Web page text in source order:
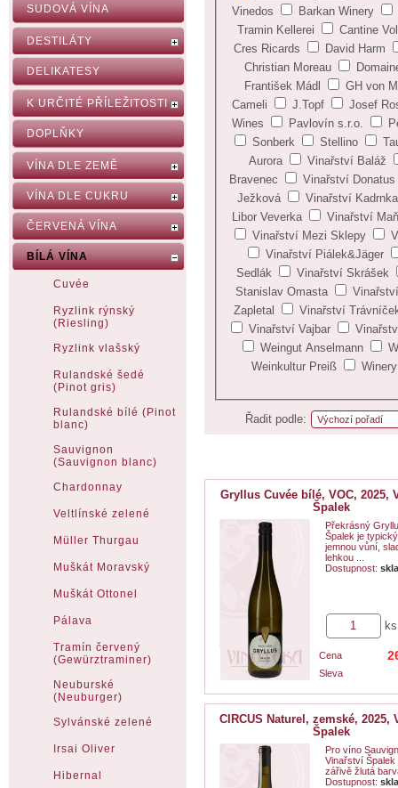
Vinedos
Barkan Winery
Tramin Kellerei
Cantine
Cres Ricards
David Harm
Christian Moreau
František Mádl
GH von
Cameli
J.Topf
Josef
Wines
Pavlovín s.r.o.
Sonberk
Stellino
Aurora
Vinařství Baláž
Bravenec
Vinařství Donatus
Ježková
Vinařství Kadrnka
Libor Veverka
Vinařství
Vinařství Mezi Sklepy
Vinařství Piálek&Jäger
Sedlák
Vinařství Skrášek
Stanislav Omasta
Zapletal
Vinařství
Vinařství Vajbar
Weingut Anselmann
Weinkultur Preiß
Řadit podle:
Gryllus Cuvée bílé, VOC, 2025,
Špalek
Překrásný
Špalek je
jemnou vůní,
lehkou ...
Dostupnost:
ks
Cena
Sleva
CIRCUS Naturel, zemské, 2025,
Špalek
Pro víno
Vinařství Špalek
zářivě žlutá
Dostupnost:
SUDOVÁ VÍNA
DESTILÁTY
DELIKATESY
K URČITÉ PŘÍLEŽITOSTI
DOPLŇKY
VÍNA DLE ZEMĚ
VÍNA DLE CUKRU
ČERVENÁ VÍNA
BÍLÁ VÍNA
Cuvée
Ryzlink rýnský
(Riesling)
Ryzlink vlašský
Rulandské šedé
(Pinot gris)
Rulandské bílé (Pinot
blanc)
Sauvignon
(Sauvignon blanc)
Chardonnay
Veltlínské zelené
Müller Thurgau
Muškát Moravský
Muškát Ottonel
Pálava
Tramín červený
(Gewürztraminer)
Neuburské
(Neuburger)
Sylvánské zelené
Irsai Oliver
Hibernal